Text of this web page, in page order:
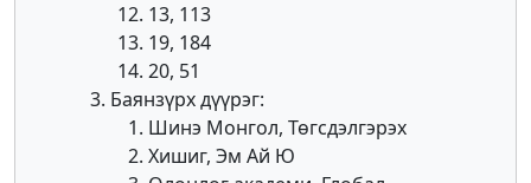
13, 113
19, 184
20, 51
Баянзүрх дүүрэг:
Шинэ Монгол, Төгсдэлгэрэх
Хишиг, Эм Ай Ю